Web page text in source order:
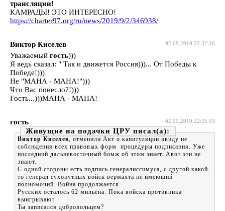
трансляции!
КАМРАДЫ! ЭТО ИНТЕРЕСНО!
https://charter97.org/ru/news/2019/9/2/346938/
02.09.2019 22:32:46
Виктор Киселев
Уважаемый гость)))
Я ведь сказал: " Так и движется Россия)))... От Победы к
Победе!)))
Не "МАНА - МАНА!")))
Что Вас понесло?!)))
Гость...)))МАНА - МАНА!
02.09.2019 22:21:33
гость
Живущие на подачки ЦРУ
Виктор Киселев, отменили Акт о капитуляции ввиду не
соблюдения всех правовых форм процедуры подписания. Уже
последний дальневосточный бомж об этом знает. Авот эти не
знают.
С одной стороны есть подпись генералиссимуса, с другой какой-
то генерал сухопутных войск вермахта не имеющий
полномочий. Война продолжается.
Русских осталось 62 мильёна. Пока войска противника
выигрывают.
Ты записался добровольцем?